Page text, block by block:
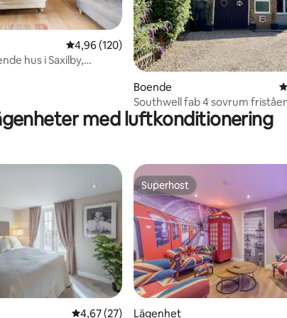
117 omdömen
4,96 av 5 i genomsnittligt betyg, 120
4,96 (120)
hus i Saxilby,
Boende
Southwell fab 4 sovrum
med luftkonditionering
4,67 av 5 i genomsnittligt betyg, 27
4,67 (27)
Superhost
Superhost
Lägenhet